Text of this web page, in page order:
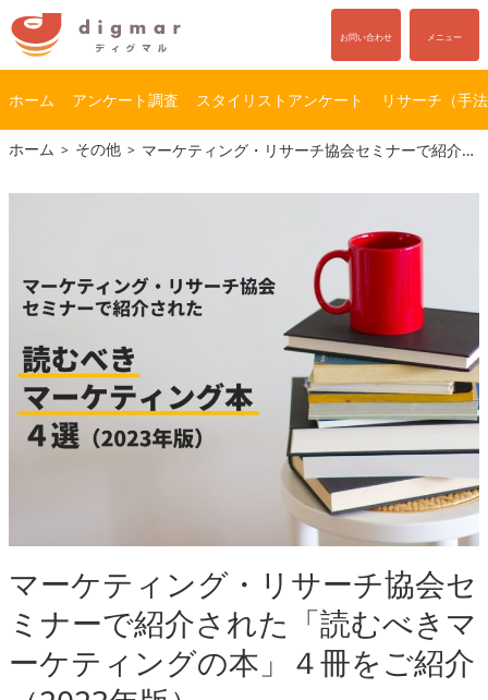
コ
ン
ナ
ビ
お問い合わせ メニュー
ホーム アンケート調査 スタイリストアンケート リサーチ（手
ホーム その他 マーケティング・リサーチ協会セミナーで紹介された「読むべきマーケティングの本」４冊をご紹介（2023年版）
マーケティング・リサーチ協会セ
ミナーで紹介された「読むべきマ
ーケティングの本」４冊をご紹介